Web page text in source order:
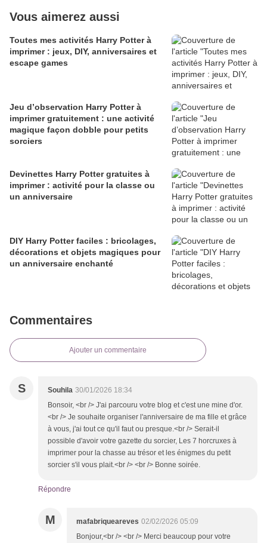
Vous aimerez aussi
Toutes mes activités Harry Potter à
imprimer : jeux, DIY, anniversaires et
escape games
Jeu d’observation Harry Potter à
imprimer gratuitement : une activité
magique façon dobble pour petits
sorciers
Devinettes Harry Potter gratuites à
imprimer : activité pour la classe ou
un anniversaire
DIY Harry Potter faciles : bricolages,
décorations et objets magiques pour
un anniversaire enchanté
Commentaires
Ajouter un commentaire
S Souhila 30/01/2026 18:34
Bonsoir, <br /> J'ai parcouru votre blog et c'est une mine d'or.
<br /> Je souhaite organiser l'anniversaire de ma fille et grâce
à vous, j'ai tout ce qu'il faut ou presque.<br /> Serait-il
possible d'avoir votre gazette du sorcier, Les 7 horcruxes à
imprimer pour la chasse au trésor et les énigmes du petit
sorcier s'il vous plait.<br /> <br /> Bonne soirée.
Répondre
M mafabriqueareves 02/02/2026 05:09
Bonjour,<br /> <br /> Merci beaucoup pour votre